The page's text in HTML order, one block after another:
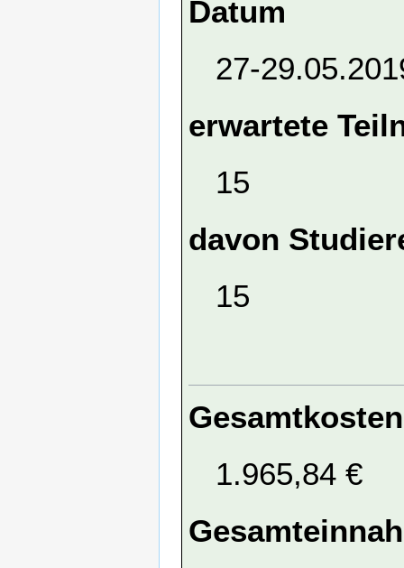
Datum
27-
erwartete
15
davon
15
Gesamtkosten
1.965,84 €